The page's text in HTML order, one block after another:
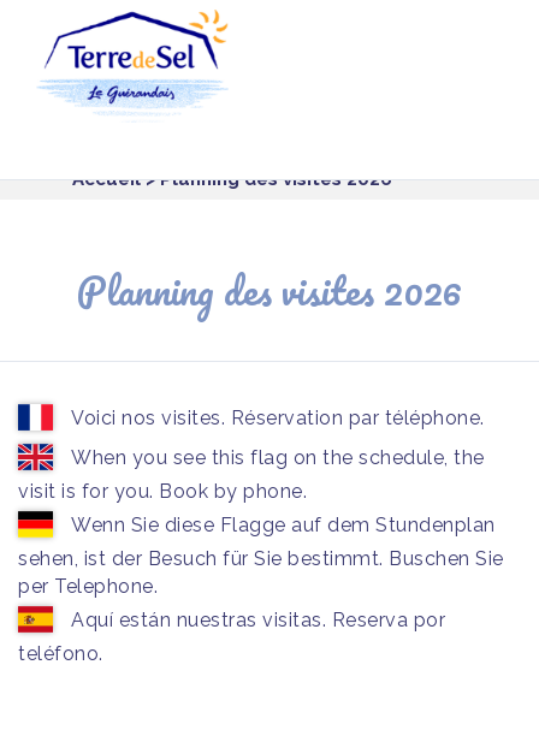
Accueil> Planning des visites 2026
Planning des visites 2026
Voici nos visites. Réservation par téléphone.
When you see this flag on the schedule, the
visit is for you. Book by phone.
Wenn Sie diese Flagge auf dem Stundenplan
sehen, ist der Besuch für Sie bestimmt. Buschen Sie
per Telephone.
Aquí están nuestras visitas. Reserva por
teléfono.
Panneau de gestion des cookies